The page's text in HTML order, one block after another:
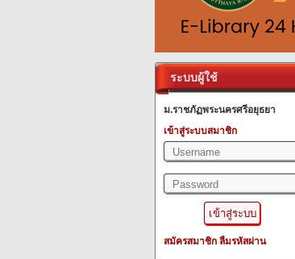
ระบบผู้ใช้
ม.ราชภัฏพระนครศรีอยุธยา
เข้าสู่ระบบสมาชิก
สมัครสมาชิก ลืมรหัสผ่าน